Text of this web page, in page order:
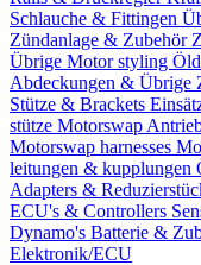
Schlauche & Fittingen
Zündanlage & Zubehör
Übrige Motor styling
Abdeckungen & Übrige
Stütze & Brackets
stütze Motorswap
Motorswap harnesses
leitungen & kupplungen
Adapters &
ECU's & Controllers
Dynamo's Batterie &
Elektronik/ECU